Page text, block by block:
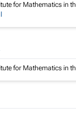
for Mathematics in
for Mathematics in